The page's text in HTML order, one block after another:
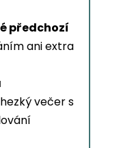
předchozí
ani extra
večer s